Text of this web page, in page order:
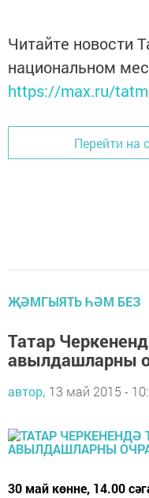
Читайте новости
национальном
https://max.ru/
Перейти на
ҖӘМГЫЯТЬ ҺӘМ БЕЗ
Татар
авылдашларны
автор, 13 май 2015 -
30 май көнне, 14.00